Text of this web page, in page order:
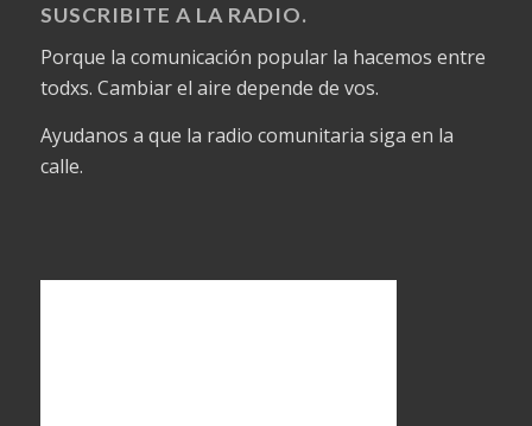
SUSCRIBITE A LA RADIO.
Porque la comunicación popular la hacemos entre
todxs. Cambiar el aire depende de vos.
Ayudanos a que la radio comunitaria siga en la
calle.